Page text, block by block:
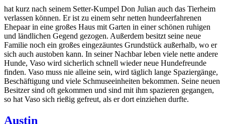
hat kurz nach seinem Setter-Kumpel Don Julian auch das Tierheim
verlassen können. Er ist zu einem sehr netten hundeerfahrenen
Ehepaar in eine großes Haus mit Garten in einer schönen ruhigen
und ländlichen Gegend gezogen. Außerdem besitzt seine neue
Familie noch ein großes eingezäuntes Grundstück außerhalb, wo er
sich auch austoben kann. In seiner Nachbar leben viele nette andere
Hunde, Vaso wird sicherlich schnell wieder neue Hundefreunde
finden. Vaso muss nie alleine sein, wird täglich lange Spaziergänge,
Beschäftigung und viele Schmuseeinheiten bekommen. Seine neuen
Besitzer sind oft gekommen und sind mit ihm spazieren gegangen,
so hat Vaso sich rießig gefreut, als er dort einziehen durfte.
Austin